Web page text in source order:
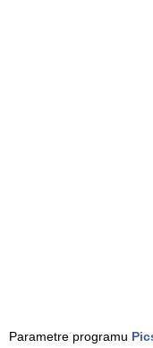
Parametre programu